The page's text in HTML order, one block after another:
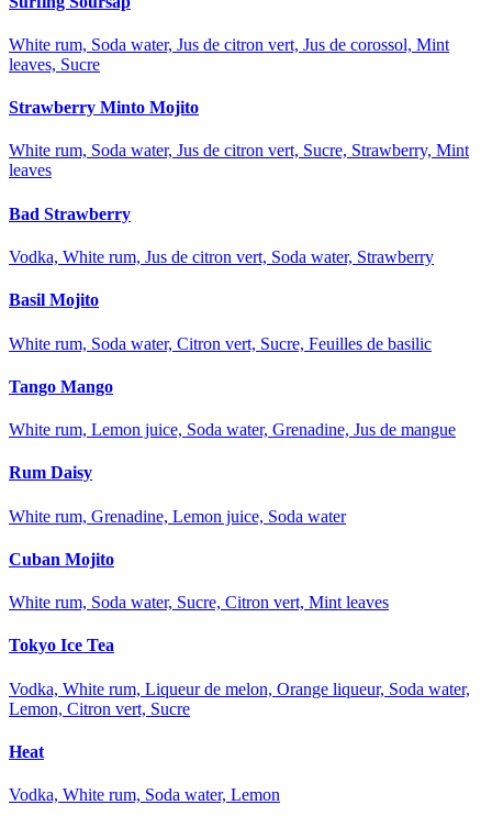
White rum, Soda water, Jus de citron vert, Jus de corossol, Mint
leaves, Sucre
Strawberry Minto Mojito
White rum, Soda water, Jus de citron vert, Sucre, Strawberry, Mint
leaves
Bad Strawberry
Vodka, White rum, Jus de citron vert, Soda water, Strawberry
Basil Mojito
White rum, Soda water, Citron vert, Sucre, Feuilles de basilic
Tango Mango
White rum, Lemon juice, Soda water, Grenadine, Jus de mangue
Rum Daisy
White rum, Grenadine, Lemon juice, Soda water
Cuban Mojito
White rum, Soda water, Sucre, Citron vert, Mint leaves
Tokyo Ice Tea
Vodka, White rum, Liqueur de melon, Orange liqueur, Soda water,
Lemon, Citron vert, Sucre
Heat
Vodka, White rum, Soda water, Lemon